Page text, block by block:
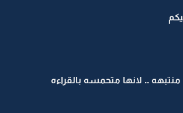
.. لانها متحمسه بالقراءه